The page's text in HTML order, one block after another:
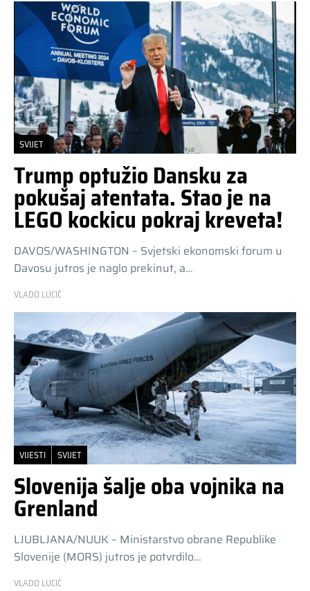
SVIJET
Trump optužio Dansku za
pokušaj atentata. Stao je na
LEGO kockicu pokraj kreveta!
DAVOS/WASHINGTON – Svjetski ekonomski forum u
Davosu jutros je naglo prekinut, a…
VLADO LUCIĆ
VIJESTI SVIJET
Slovenija šalje oba vojnika na
Grenland
LJUBLJANA/NUUK – Ministarstvo obrane Republike
Slovenije (MORS) jutros je potvrdilo…
VLADO LUCIĆ